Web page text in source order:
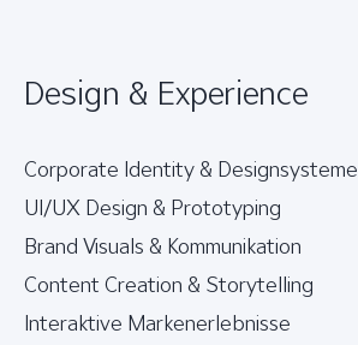
Design & Experience
Corporate Identity & Designsysteme
UI/UX Design & Prototyping
Brand Visuals & Kommunikation
Content Creation & Storytelling
Interaktive Markenerlebnisse